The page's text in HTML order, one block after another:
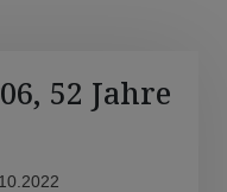
52 Jahre